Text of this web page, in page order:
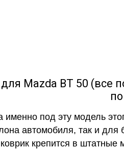
под эту модель
автомобиля, так и для
крепится в штатные